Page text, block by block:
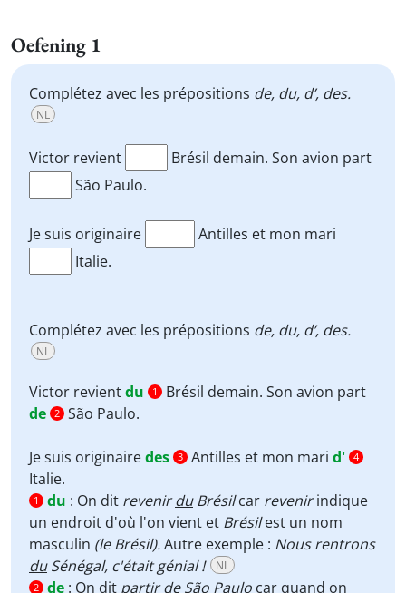
Oefening 1
Complétez avec les prépositions de, du, d’, des.
NL
Victor revient
Brésil demain. Son avion part
São Paulo.
Je suis originaire
Antilles et mon mari
Italie.
Complétez avec les prépositions de, du, d’, des.
NL
Victor revientdu 1
Brésil demain. Son avion part
de 2 São Paulo.
Je suis originairedes 3 Antilles et mon mari d' 4
Italie.
1 du : On dit revenirduBrésilcar revenirindique
un endroit d'où l'on vient et Brésilest un nom
masculin (le Brésil).Autre exemple : Nous rentrons
duSénégal, c'était génial ! NL
2 de : On dit partirdeSão Paulo car quand on